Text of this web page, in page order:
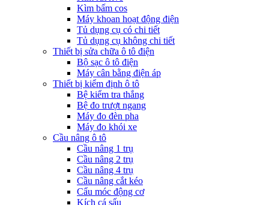
Kìm bấm cos
Máy khoan hoạt động điện
Tủ dụng cụ có chi tiết
Tủ dụng cụ không chi tiết
Thiết bị sửa chữa ô tô điện
Bộ sạc ô tô điện
Máy cân bằng điện áp
Thiết bị kiểm định ô tô
Bệ kiểm tra thắng
Bệ đo trượt ngang
Máy đo đèn pha
Máy đo khói xe
Cầu nâng ô tô
Cầu nâng 1 trụ
Cầu nâng 2 trụ
Cầu nâng 4 trụ
Cầu nâng cắt kéo
Cẩu móc động cơ
Kích cá sấu